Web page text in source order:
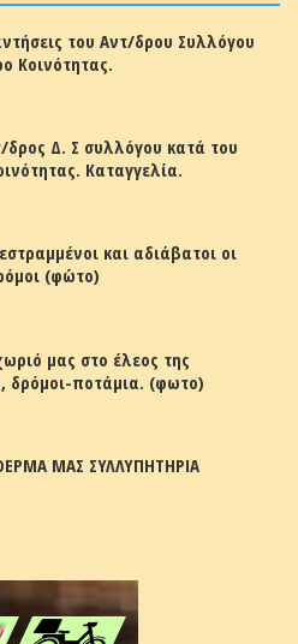
του Αντ/δρου Συλλόγου
Κοινότητας.
Δ. Σ συλλόγου κατά του
Καταγγελία.
και αδιάβατοι οι
(φώτο)
μας στο έλεος της
δρόμοι-ποτάμια. (φωτο)
ΜΑΣ ΣΥΛΛΥΠΗΤΗΡΙΑ